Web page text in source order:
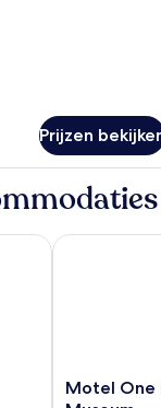
Prijzen
Motel
Motel One
Motel One